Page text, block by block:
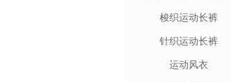
梭织运动长裤
针织运动长裤
运动风衣